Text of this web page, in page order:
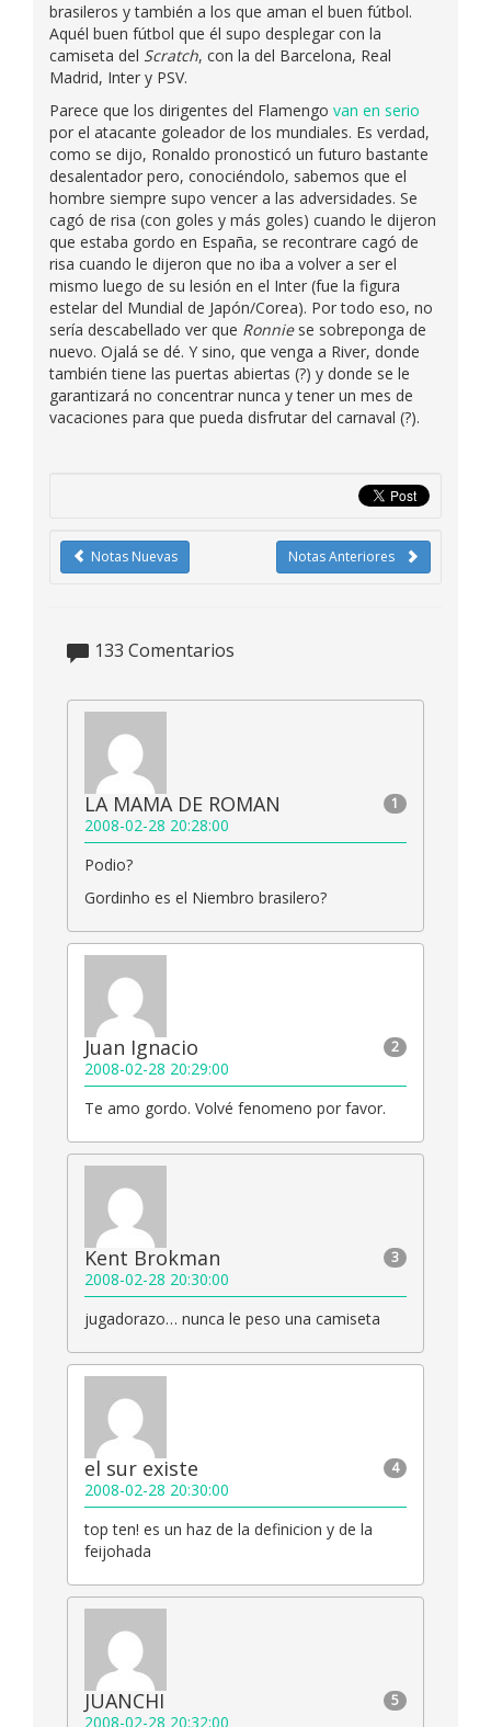
brasileros y también a los que aman el buen fútbol.
Aquél buen fútbol que él supo desplegar con la
camiseta del Scratch, con la del Barcelona, Real
Madrid, Inter y PSV.
Parece que los dirigentes del Flamengo van en serio
por el atacante goleador de los mundiales. Es verdad,
como se dijo, Ronaldo pronosticó un futuro bastante
desalentador pero, conociéndolo, sabemos que el
hombre siempre supo vencer a las adversidades. Se
cagó de risa (con goles y más goles) cuando le dijeron
que estaba gordo en España, se recontrare cagó de
risa cuando le dijeron que no iba a volver a ser el
mismo luego de su lesión en el Inter (fue la figura
estelar del Mundial de Japón/Corea). Por todo eso, no
sería descabellado ver que Ronniese sobreponga de
nuevo. Ojalá se dé. Y sino, que venga a River, donde
también tiene las puertas abiertas (?) y donde se le
garantizará no concentrar nunca y tener un mes de
vacaciones para que pueda disfrutar del carnaval (?).
Notas Anteriores
Notas Nuevas
133 Comentarios
1
LA MAMA DE ROMAN
2008-02-28 20:28:00
Podio?
Gordinho es el Niembro brasilero?
2
Juan Ignacio
2008-02-28 20:29:00
Te amo gordo. Volvé fenomeno por favor.
3
Kent Brokman
2008-02-28 20:30:00
jugadorazo… nunca le peso una camiseta
4
el sur existe
2008-02-28 20:30:00
top ten! es un haz de la definicion y de la
feijohada
5
JUANCHI
2008-02-28 20:32:00